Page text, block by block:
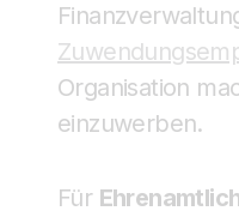
Organisation
einzuwerben.
Für